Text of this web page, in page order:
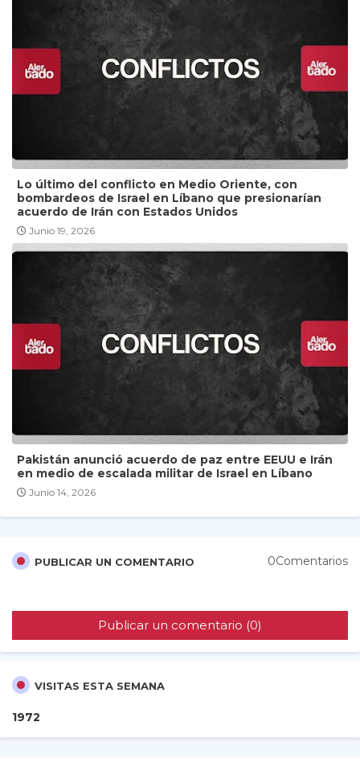
Lo último del conflicto en Medio Oriente, con
bombardeos de Israel en Líbano que presionarían
acuerdo de Irán con Estados Unidos
Junio 19, 2026
Pakistán anunció acuerdo de paz entre EEUU e Irán
en medio de escalada militar de Israel en Líbano
Junio 14, 2026
PUBLICAR UN COMENTARIO 0Comentarios
Publicar un comentario (0)
VISITAS ESTA SEMANA
1972